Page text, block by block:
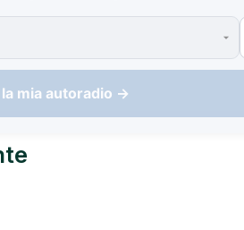
mia autoradio →